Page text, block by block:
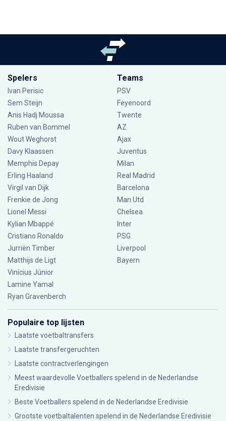
Spelers
Ivan Perisic
Sem Steijn
Anis Hadj Moussa
Ruben van Bommel
Wout Weghorst
Davy Klaassen
Memphis Depay
Erling Haaland
Virgil van Dijk
Frenkie de Jong
Lionel Messi
Kylian Mbappé
Cristiano Ronaldo
Jurriën Timber
Matthijs de Ligt
Vinícius Júnior
Lamine Yamal
Ryan Gravenberch
Teams
PSV
Feyenoord
Twente
AZ
Ajax
Juventus
Milan
Real Madrid
Barcelona
Man Utd
Chelsea
Inter
PSG
Liverpool
Bayern
Populaire top lijsten
Laatste voetbaltransfers
Laatste transfergeruchten
Laatste contractverlengingen
Meest waardevolle Voetballers spelend in de Nederlandse
Eredivisie
Beste Voetballers spelend in de Nederlandse Eredivisie
Grootste voetbaltalenten spelend in de Nederlandse Eredivisie